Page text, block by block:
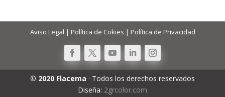
Aviso Legal | Política de Cokies | Política de Privacidad
© 2020 Flacema · Todos los derechos reservados
Diseña: 2grcolor.com